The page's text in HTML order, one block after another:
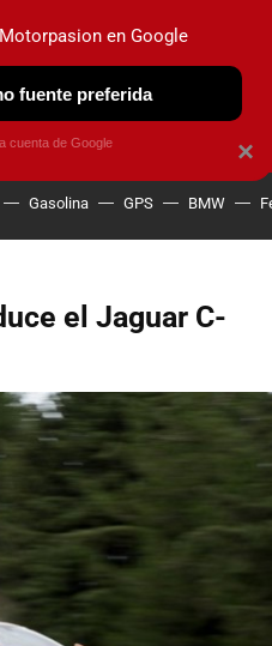
OBSERVATORIO
Gasolina GPS BMW
el Jaguar C-
×
en Google
fuente preferida
cuenta de Google